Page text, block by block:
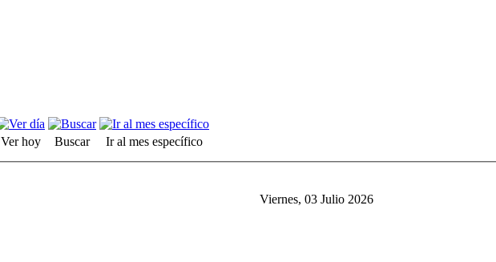
Ver hoy Buscar
Ir al mes específico
Viernes, 03 Julio 2026